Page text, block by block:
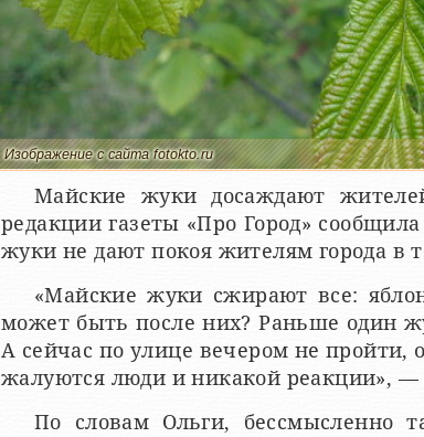
Изображение с сайта fotokto.ru
Майские жуки досаждают
редакции газеты «Про Город»
жуки не дают покоя жителям города в
«Майские жуки сжирают все:
может быть после них? Раньше один
А сейчас по улице вечером не пройти,
жалуются люди и никакой реакции», —
По словам Ольги, бессмысленно